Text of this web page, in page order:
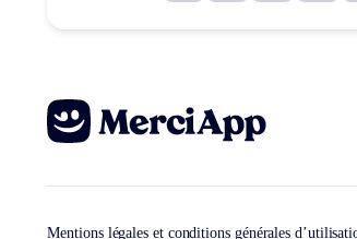
Mentions légales et conditions générales